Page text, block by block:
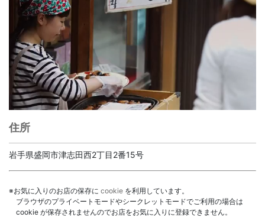
住所
岩手県盛岡市津志田西2丁目2番15号
※お気に入りのお店の保存に cookie を利用しています。
ブラウザのプライベートモードやシークレットモードでご利用の場合は
cookie が保存されませんのでお店をお気に入りに登録できません。